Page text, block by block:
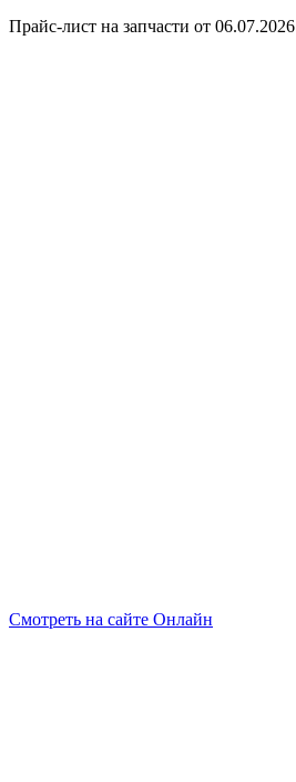
Прайс-лист на запчасти от 06.07.2026
Смотреть на сайте Онлайн